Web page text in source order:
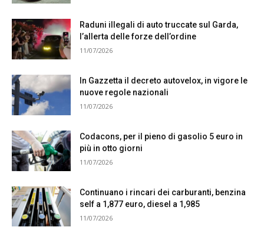
Raduni illegali di auto truccate sul Garda,
l’allerta delle forze dell’ordine
11/07/2026
In Gazzetta il decreto autovelox, in vigore le
nuove regole nazionali
11/07/2026
Codacons, per il pieno di gasolio 5 euro in
più in otto giorni
11/07/2026
Continuano i rincari dei carburanti, benzina
self a 1,877 euro, diesel a 1,985
11/07/2026